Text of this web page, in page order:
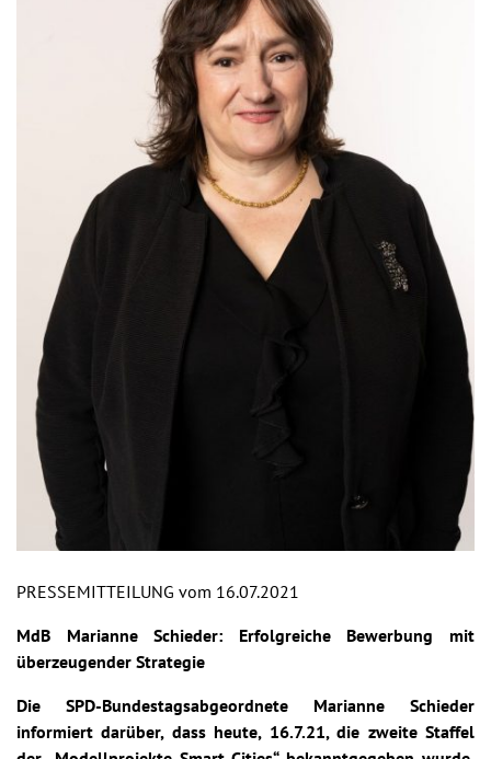
PRESSEMITTEILUNG vom 16.07.2021
MdB Marianne Schieder: Erfolgreiche Bewerbung mit
überzeugender Strategie
Die SPD-Bundestagsabgeordnete Marianne Schieder
informiert darüber, dass heute, 16.7.21, die zweite Staffel